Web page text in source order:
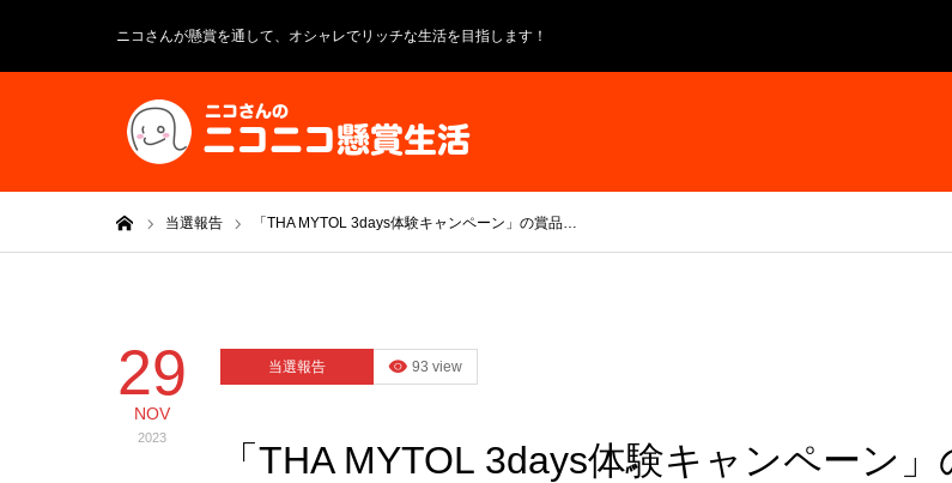
ニコさんが懸賞を通して、オシャレでリッチな生活を目指します！
当選報告 「THA MYTOL 3days体験キャンペーン」の賞品…
29
NOV
2023
当選報告 93 view
「THA MYTOL 3days体験キャンペーン」